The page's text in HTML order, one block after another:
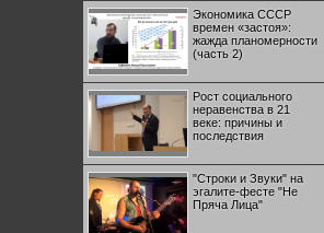
Экономика СССР
времен «застоя»:
жажда планомерности
(часть 2)
Рост социального
неравенства в 21
веке: причины и
последствия
"Строки и Звуки" на
эгалите-фесте "Не
Пряча Лица"